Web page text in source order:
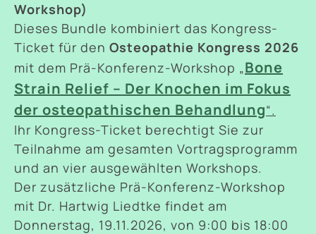
Workshop)
Dieses Bundle kombiniert das Kongress-
Ticket für den Osteopathie Kongress 2026
mit dem Prä-Konferenz-Workshop „Bone
Strain Relief – Der Knochen im Fokus
der osteopathischen Behandlung“.
Ihr Kongress-Ticket berechtigt Sie zur
Teilnahme am gesamten Vortragsprogramm
und an vier ausgewählten Workshops.
Der zusätzliche Prä-Konferenz-Workshop
mit Dr. Hartwig Liedtke findet am
Donnerstag, 19.11.2026, von 9:00 bis 18:00